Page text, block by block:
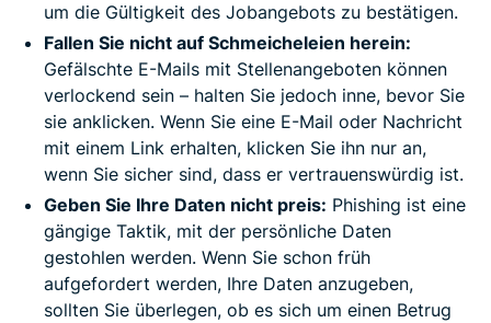
um die Gültigkeit des Jobangebots zu bestätigen.
Fallen Sie nicht auf Schmeicheleien herein:
Gefälschte E-Mails mit Stellenangeboten können
verlockend sein – halten Sie jedoch inne, bevor Sie
sie anklicken. Wenn Sie eine E-Mail oder Nachricht
mit einem Link erhalten, klicken Sie ihn nur an,
wenn Sie sicher sind, dass er vertrauenswürdig ist.
Geben Sie Ihre Daten nicht preis: Phishing ist eine
gängige Taktik, mit der persönliche Daten
gestohlen werden. Wenn Sie schon früh
aufgefordert werden, Ihre Daten anzugeben,
sollten Sie überlegen, ob es sich um einen Betrug